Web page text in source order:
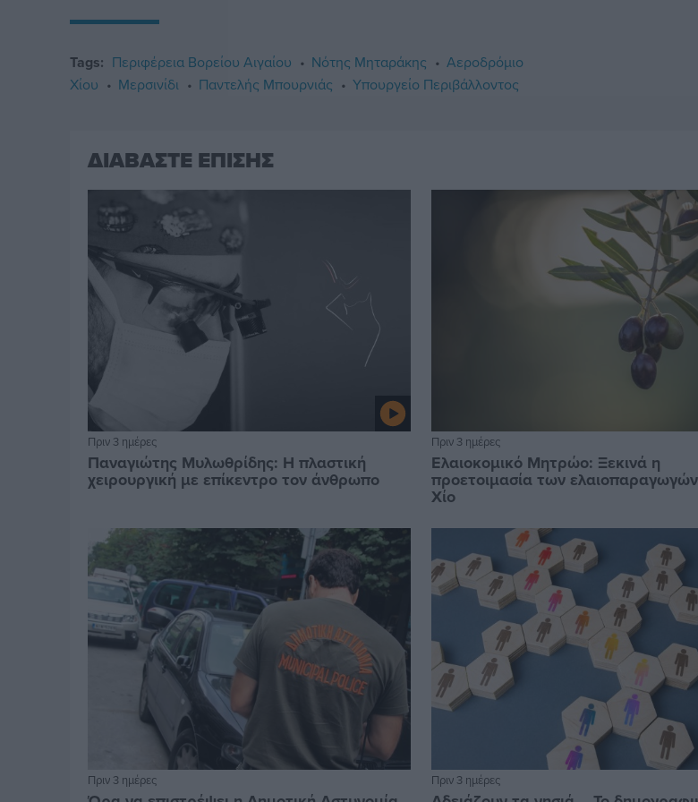
Tags: Περιφέρεια Βορείου Αιγαίου Νότης Μηταράκης
Αεροδρόμιο
Χίου
Μερσινίδι Παντελής Μπουρνιάς Υπουργείο Περιβάλλοντος
ΔΙΑΒΑΣΤΕ ΕΠΙΣΗΣ
Πριν 3 ημέρες
Παναγιώτης Μυλωθρίδης: Η πλαστική
χειρουργική με επίκεντρο τον άνθρωπο
Πριν 3 ημέρες
Ελαιοκομικό Μητρώο: Ξεκινά η
προετοιμασία των
Χίο
Πριν 3 ημέρες Πριν 3 ημέρες